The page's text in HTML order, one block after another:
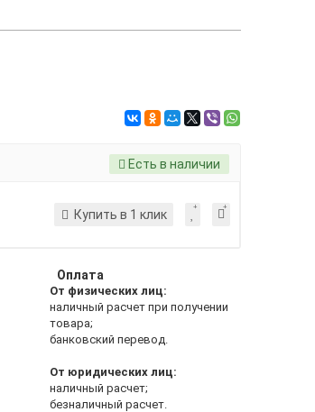
Есть в наличии
Купить в 1 клик
Оплата
От физических лиц:
наличный расчет при получении
товара;
банковский перевод.
От юридических лиц:
наличный расчет;
безналичный расчет.